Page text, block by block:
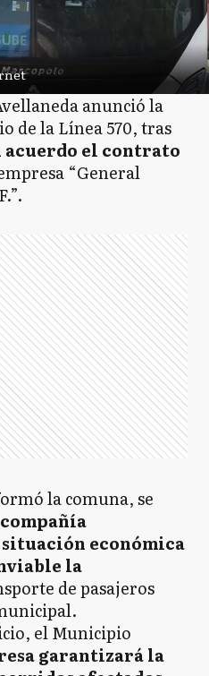
anunció la
de la Línea 570, tras
el contrato
“General
la comuna, se
económica
la
de pasajeros
el Municipio
garantizará la